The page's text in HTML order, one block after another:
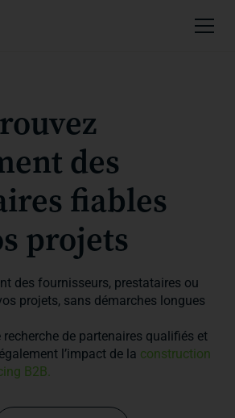
des
fiables
projets
des fournisseurs, prestataires ou
projets, sans démarches longues
de partenaires qualifiés et
l’impact de la construction
B2B.